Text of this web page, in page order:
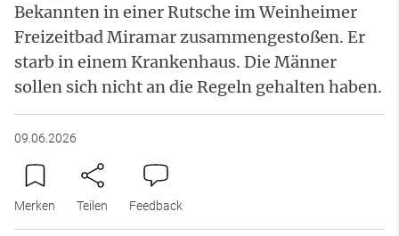
Bekannten in einer Rutsche im Weinheimer
Freizeitbad Miramar zusammengestoßen. Er
starb in einem Krankenhaus. Die Männer
sollen sich nicht an die Regeln gehalten haben.
09.06.2026
Merken Teilen Feedback